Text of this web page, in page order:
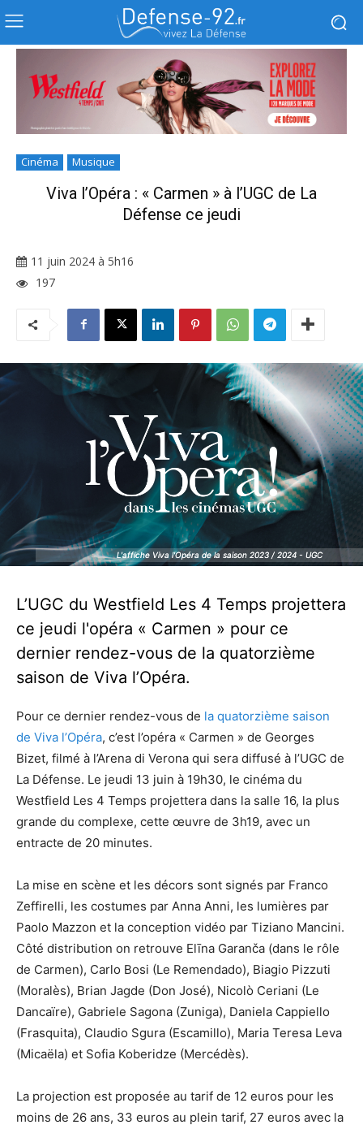
Cinéma Musique
Viva l’Opéra : « Carmen » à l’UGC de La
Défense ce jeudi
11 juin 2024 à 5h16
197
L'affiche Viva l'Opéra de la saison 2023 / 2024 - UGC
L'affiche Viva l'Opéra de la saison 2023 / 2024 - UGC
L’UGC du Westfield Les 4 Temps projettera
ce jeudi l'opéra « Carmen » pour ce
dernier rendez-vous de la quatorzième
saison de Viva l’Opéra.
Pour ce dernier rendez-vous de la quatorzième saison
de Viva l’Opéra, c’est l’opéra « Carmen » de Georges
Bizet, filmé à l’Arena di Verona qui sera diffusé à l’UGC de
La Défense. Le jeudi 13 juin à 19h30, le cinéma du
Westfield Les 4 Temps projettera dans la salle 16, la plus
grande du complexe, cette œuvre de 3h19, avec un
entracte de 20 minutes.
La mise en scène et les décors sont signés par Franco
Zeffirelli, les costumes par Anna Anni, les lumières par
Paolo Mazzon et la conception vidéo par Tiziano Mancini.
Côté distribution on retrouve Elīna Garanča (dans le rôle
de Carmen), Carlo Bosi (Le Remendado), Biagio Pizzuti
(Moralès), Brian Jagde (Don José), Nicolò Ceriani (Le
Dancaïre), Gabriele Sagona (Zuniga), Daniela Cappiello
(Frasquita), Claudio Sgura (Escamillo), Maria Teresa Leva
(Micaëla) et Sofia Koberidze (Mercédès).
La projection est proposée au tarif de 12 euros pour les
moins de 26 ans, 33 euros au plein tarif, 27 euros avec la